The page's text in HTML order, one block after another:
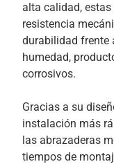
alta calidad,
resistencia
durabilidad frente
humedad,
corrosivos.
Gracias a su
instalación más
las abrazaderas
tiempos de